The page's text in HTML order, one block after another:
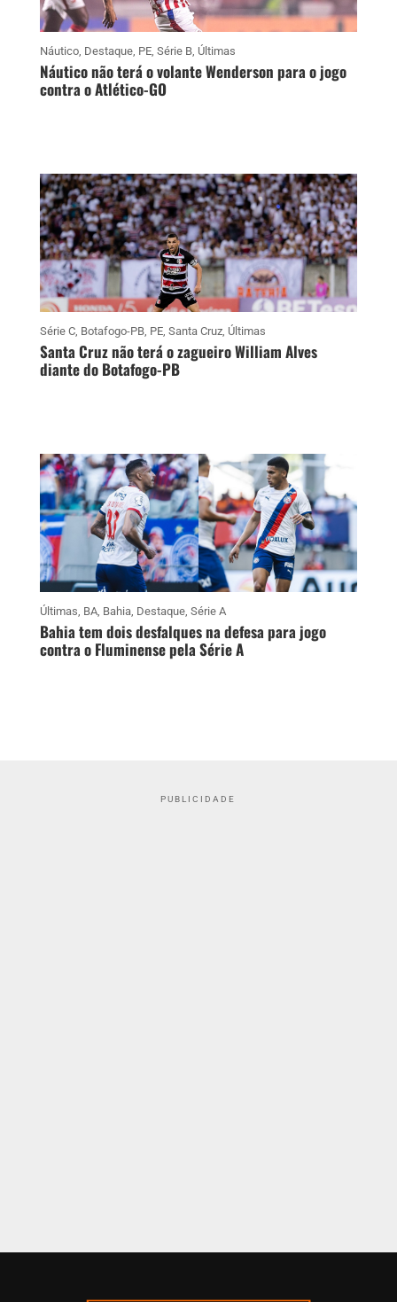
Náutico, Destaque, PE, Série B, Últimas
Náutico não terá o volante Wenderson para o jogo
contra o Atlético-GO
Série C, Botafogo-PB, PE, Santa Cruz, Últimas
Santa Cruz não terá o zagueiro William Alves
diante do Botafogo-PB
Últimas, BA, Bahia, Destaque, Série A
Bahia tem dois desfalques na defesa para jogo
contra o Fluminense pela Série A
PUBLICIDADE